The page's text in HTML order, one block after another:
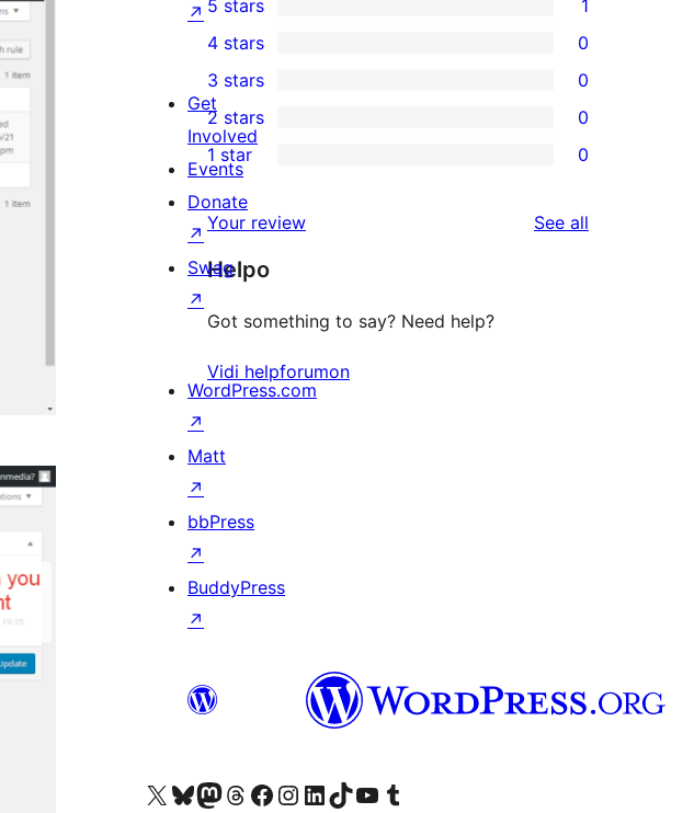
1
5-
star
review
5 stars 1
4-
star
reviews
4 stars 0
0
3-
star
reviews
3 stars 0
0
2-
star
reviews
2 stars 0
0
1-
star
reviews
1 star 0
Your review See all
Helpo
Got something to say? Need help?
Vidi helpforumon
↗
Get
Involved
Events
Donate
↗
Swag
↗
WordPress.com
↗
Matt
↗
bbPress
↗
BuddyPress
↗
Visit our X (formerly Twitter) account
Visit our Bluesky account
Visit our Mastodon account
Visit our Threads account
Visit our Facebook page
Visit our Instagram account
Visit our LinkedIn account
Visit our TikTok account
Visit our YouTube channel
Visit our Tumblr account